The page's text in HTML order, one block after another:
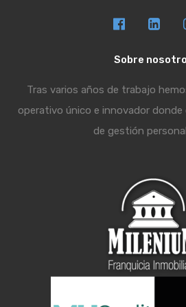
Sobre
Tras varios años de trabajo
operativo único e innovador
de gestión